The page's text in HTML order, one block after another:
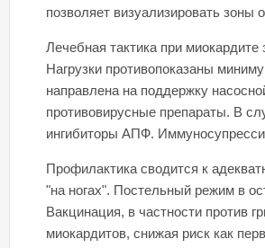
позволяет визуализировать зоны
Лечебная тактика при миокардите
Нагрузки противопоказаны
направлена на поддержку
противовирусные препараты. В
ингибиторы АПФ.
Профилактика сводится к
"на ногах". Постельный режим в
Вакцинация, в частности против
миокардитов, снижая риск как